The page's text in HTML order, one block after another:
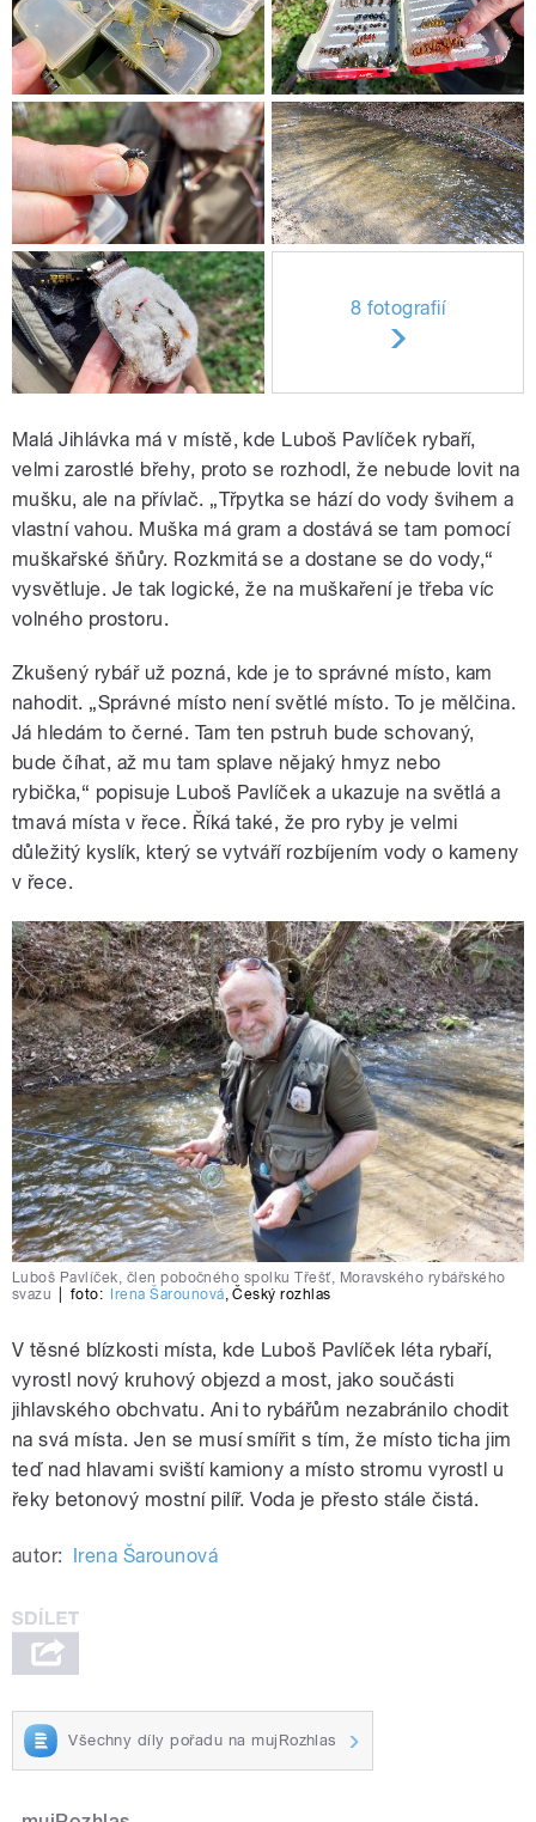
8 fotografií
Malá Jihlávka má v místě, kde Luboš Pavlíček rybaří,
velmi zarostlé břehy, proto se rozhodl, že nebude lovit na
mušku, ale na přívlač. „Třpytka se hází do vody švihem a
vlastní vahou. Muška má gram a dostává se tam pomocí
muškařské šňůry. Rozkmitá se a dostane se do vody,“
vysvětluje. Je tak logické, že na muškaření je třeba víc
volného prostoru.
Zkušený rybář už pozná, kde je to správné místo, kam
nahodit. „Správné místo není světlé místo. To je mělčina.
Já hledám to černé. Tam ten pstruh bude schovaný,
bude číhat, až mu tam splave nějaký hmyz nebo
rybička,“ popisuje Luboš Pavlíček a ukazuje na světlá a
tmavá místa v řece. Říká také, že pro ryby je velmi
důležitý kyslík, který se vytváří rozbíjením vody o kameny
v řece.
Luboš Pavlíček, člen pobočného spolku Třešť, Moravského rybářského
svazu
foto: Irena Šarounová,Český rozhlas
V těsné blízkosti místa, kde Luboš Pavlíček léta rybaří,
vyrostl nový kruhový objezd a most, jako součásti
jihlavského obchvatu. Ani to rybářům nezabránilo chodit
na svá místa. Jen se musí smířit s tím, že místo ticha jim
teď nad hlavami sviští kamiony a místo stromu vyrostl u
řeky betonový mostní pilíř. Voda je přesto stále čistá.
autor: Irena Šarounová
Všechny díly pořadu na mujRozhlas